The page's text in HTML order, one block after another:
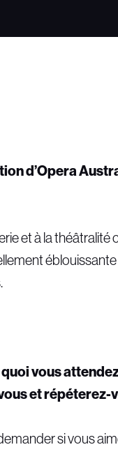
d’Opera
et à la
vous
et répéterez-
si vous